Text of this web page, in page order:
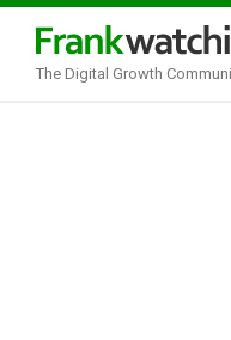
The Digital Growth